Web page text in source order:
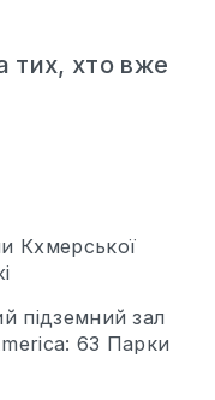
тих, хто вже
Кхмерської
підземний зал
63 Парки